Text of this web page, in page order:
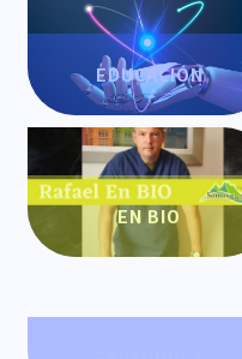
EDUCACIÓN
EN BIO